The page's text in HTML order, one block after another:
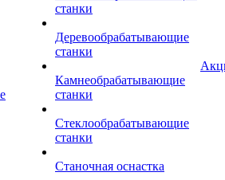
станки
Деревообрабатывающие
станки
Камнеобрабатывающие
станки
Стеклообрабатывающие
станки
Станочная оснастка